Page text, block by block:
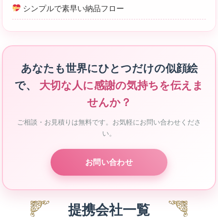
シンプルで素早い納品フロー
あなたも世界にひとつだけの似顔絵
で、 大切な人に感謝の気持ちを伝えま
せんか？
ご相談・お見積りは無料です。お気軽にお問い合わせくださ
い。
お問い合わせ
提携会社一覧